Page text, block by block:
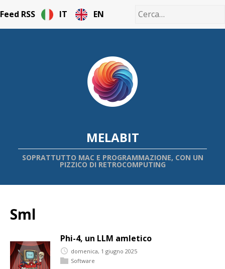
Feed RSS IT EN
MELABIT
SOPRATTUTTO MAC E PROGRAMMAZIONE, CON UN
PIZZICO DI RETROCOMPUTING
Sml
Phi-4, un LLM amletico
domenica, 1 giugno 2025
Software